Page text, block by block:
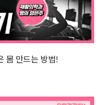
몸 만드는 방법!